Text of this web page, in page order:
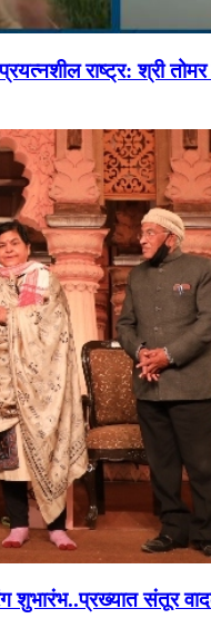
राष्ट्र: श्री
शुभारंभ..प्रख्यात संतूर